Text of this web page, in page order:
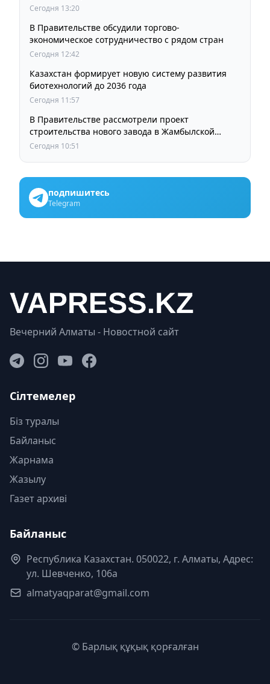
Сегодня 13:20
В Правительстве обсудили торгово-
экономическое сотрудничество с рядом стран
Сегодня 12:42
Казахстан формирует новую систему развития
биотехнологий до 2036 года
Сегодня 11:57
В Правительстве рассмотрели проект
строительства нового завода в Жамбылской
области
Сегодня 10:51
подпишитесь
Telegram
Вечерний Алматы - Новостной сайт
Сілтемелер
Біз туралы
Байланыс
Жарнама
Жазылу
Газет архиві
Байланыс
Республика Казахстан. 050022, г. Алматы, Адрес:
ул. Шевченко, 106а
almatyaqparat@gmail.com
© Барлық құқық қорғалған